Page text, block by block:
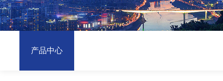
产品中心